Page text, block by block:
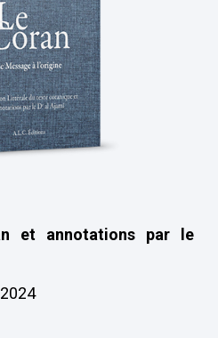
et annotations par le